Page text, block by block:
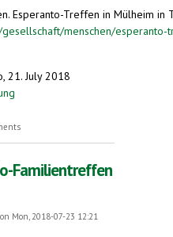
Esperanto-Treffen in Mülheim in
menschen/esperanto-
21. July 2018
treffen sich in
Familientreffen
on Mon, 2018-07-23 12:21